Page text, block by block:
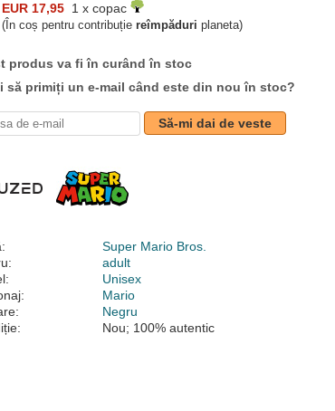
EUR 17,95 1 x copac
(În coș pentru contribuție reîmpăduri planeta)
produs va fi în curând în stoc
să primiți un e-mail când este din nou în stoc?
Să-mi dai de veste
Super Mario Bros.
adult
Unisex
Mario
Negru
Nou; 100% autentic